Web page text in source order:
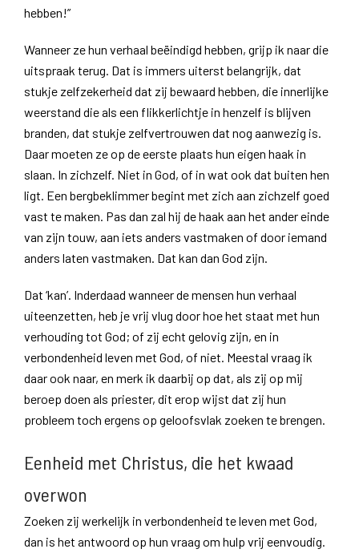
hebben!”
Wanneer ze hun verhaal beëindigd hebben, grijp ik naar die
uitspraak terug. Dat is immers uiterst belangrijk, dat
stukje zelfzekerheid dat zij bewaard hebben, die innerlijke
weerstand die als een flikkerlichtje in henzelf is blijven
branden, dat stukje zelfvertrouwen dat nog aanwezig is.
Daar moeten ze op de eerste plaats hun eigen haak in
slaan. In zichzelf. Niet in God, of in wat ook dat buiten hen
ligt. Een bergbeklimmer begint met zich aan zichzelf goed
vast te maken. Pas dan zal hij de haak aan het ander einde
van zijn touw, aan iets anders vastmaken of door iemand
anders laten vastmaken. Dat kan dan God zijn.
Dat ‘kan’. Inderdaad wanneer de mensen hun verhaal
uiteenzetten, heb je vrij vlug door hoe het staat met hun
verhouding tot God; of zij echt gelovig zijn, en in
verbondenheid leven met God, of niet. Meestal vraag ik
daar ook naar, en merk ik daarbij op dat, als zij op mij
beroep doen als priester, dit erop wijst dat zij hun
probleem toch ergens op geloofsvlak zoeken te brengen.
Eenheid met Christus, die het kwaad
overwon
Zoeken zij werkelijk in verbondenheid te leven met God,
dan is het antwoord op hun vraag om hulp vrij eenvoudig.